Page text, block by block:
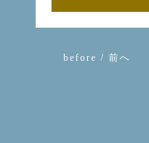
before / 前へ